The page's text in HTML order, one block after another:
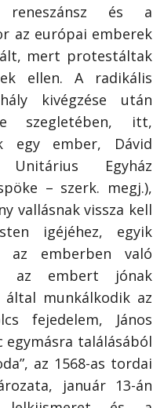
és a
az európai emberek
mert protestáltak
ellen. A radikális
kivégzése után
szegle­tében, itt,
egy ember, Dávid
Egyház
– szerk. megj.),
vallásnak vissza kell
igéjéhez, egyik
az emberben való
az embert jónak
munkálkodik az
fejedelem, János
egymásra találásából
az 1568-as tordai
január 13-án